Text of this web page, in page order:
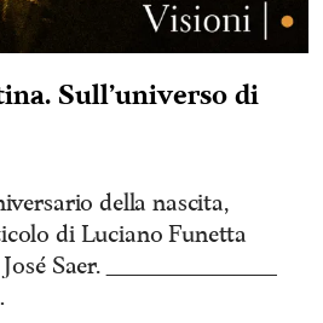
Sull’universo di
della nascita,
di Luciano Funetta
Saer. ________________